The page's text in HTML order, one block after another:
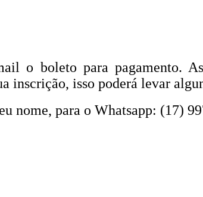
o boleto para pagamento.
inscrição, isso poderá levar
nome, para o Whatsapp: (17)